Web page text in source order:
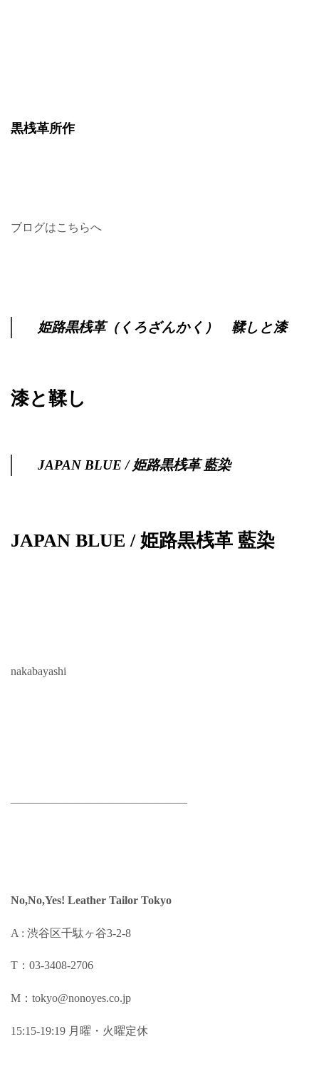
黒桟革所作
ブログはこちらへ
姫路黒桟革（くろざんかく） 鞣しと漆
漆と鞣し
JAPAN BLUE / 姫路黒桟革 藍染
JAPAN BLUE / 姫路黒桟革 藍染
nakabayashi
———————————————–
No,No,Yes! Leather Tailor Tokyo
A : 渋谷区千駄ヶ谷3-2-8
T：03-3408-2706
M：tokyo@nonoyes.co.jp
15:15-19:19 月曜・火曜定休